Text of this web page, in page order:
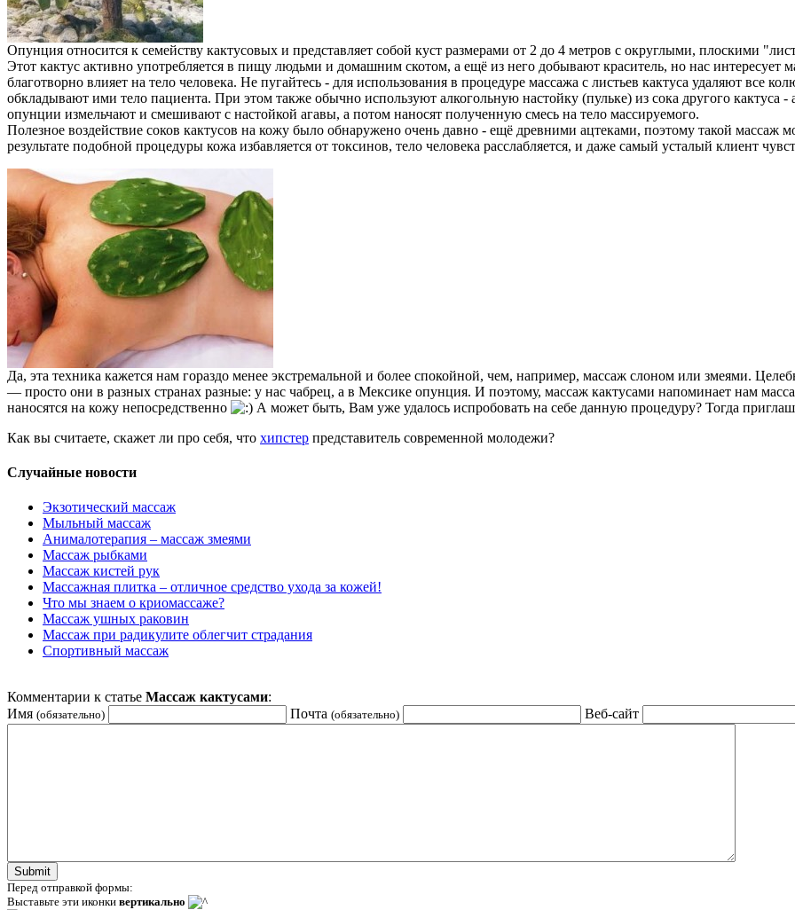
Опунция относится к семейству кактусовых и представляет собой куст размерами от 2 до 4 метров с округлыми, плоскими
Этот кактус активно употребляется в пищу людьми и домашним скотом, а ещё из него добывают краситель, но нас
благотворно влияет на тело человека. Не пугайтесь - для использования в процедуре массажа с листьев кактуса удаляют все
обкладывают ими тело пациента. При этом также обычно используют алкогольную настойку (пульке) из сока другого кактуса -
опунции измельчают и смешивают с настойкой агавы, а потом наносят полученную смесь на тело массируемого.
Полезное воздействие соков кактусов на кожу было обнаружено очень давно - ещё древними ацтеками, поэтому такой массаж
результате подобной процедуры кожа избавляется от токсинов, тело человека расслабляется, и даже самый усталый клиент
Да, эта техника кажется нам гораздо менее экстремальной и более спокойной, чем, например, массаж слоном или змеями.
— просто они в разных странах разные: у нас чабрец, а в Мексике опунция. И поэтому, массаж кактусами напоминает нам
наносятся на кожу непосредственно
А может быть, Вам уже удалось испробовать на себе данную процедуру? Тогда
Как вы считаете, скажет ли про себя, что хипстер представитель современной молодежи?
Случайные новости
Экзотический массаж
Мыльный массаж
Анималотерапия – массаж змеями
Массаж рыбками
Массаж кистей рук
Массажная плитка – отличное средство ухода за кожей!
Что мы знаем о криомассаже?
Массаж ушных раковин
Массаж при радикулите облегчит страдания
Спортивный массаж
Комментарии к статье Массаж кактусами:
Имя (обязательно) Почта (обязательно) Веб-сайт
Перед отправкой формы:
Выставьте эти иконки вертикально